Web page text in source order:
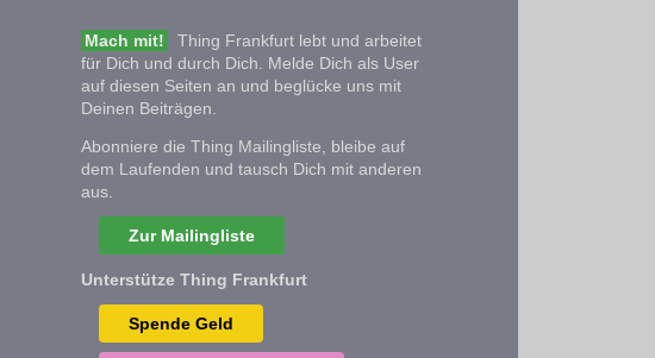
Mach mit!
Thing Frankfurt lebt und arbeitet
für Dich und durch Dich. Melde Dich als User
auf diesen Seiten an und beglücke uns mit
Deinen Beiträgen.
Abonniere die Thing Mailingliste, bleibe auf
dem Laufenden und tausch Dich mit anderen
aus.
Zur Mailingliste
Unterstütze Thing Frankfurt
Spende Geld